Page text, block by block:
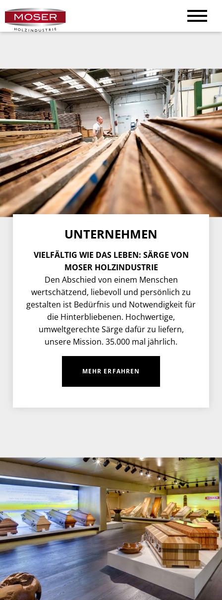
UNTERNEHMEN
VIELFÄLTIG WIE DAS LEBEN: SÄRGE VON
MOSER HOLZINDUSTRIE
Den Abschied von einem Menschen
wertschätzend, liebevoll und persönlich zu
gestalten ist Bedürfnis und Notwendigkeit für
die Hinterbliebenen. Hochwertige,
umweltgerechte Särge dafür zu liefern,
unsere Mission. 35.000 mal jährlich.
MEHR ERFAHREN